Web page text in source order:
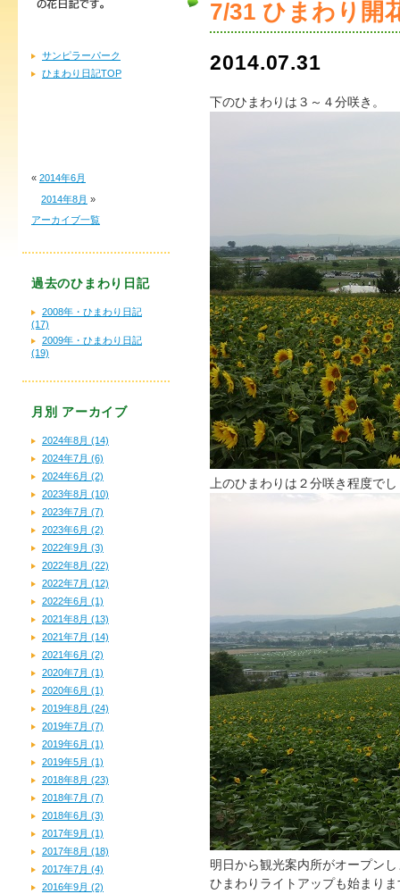
7/31 ひまわり開
2014.07.31
下のひまわりは３～４分咲き。
上のひまわりは２分咲き程度で
明日から観光案内所がオープン
ひまわりライトアップも始まりま
サンピラーパーク
ひまわり日記TOP
« 2014年6月
2014年8月 »
アーカイブ一覧
過去のひまわり日記
2008年・ひまわり日記
(17)
2009年・ひまわり日記
(19)
月別 アーカイブ
2024年8月 (14)
2024年7月 (6)
2024年6月 (2)
2023年8月 (10)
2023年7月 (7)
2023年6月 (2)
2022年9月 (3)
2022年8月 (22)
2022年7月 (12)
2022年6月 (1)
2021年8月 (13)
2021年7月 (14)
2021年6月 (2)
2020年7月 (1)
2020年6月 (1)
2019年8月 (24)
2019年7月 (7)
2019年6月 (1)
2019年5月 (1)
2018年8月 (23)
2018年7月 (7)
2018年6月 (3)
2017年9月 (1)
2017年8月 (18)
2017年7月 (4)
2016年9月 (2)